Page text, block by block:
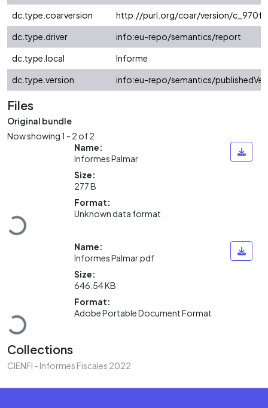
dc.type.coarversion
http://purl.org/coar/version/
dc.type.driver
info:eu-repo/semantics/report
dc.type.local
Informe
dc.type.version
info:eu-repo/semantics/
Files
Original bundle
Now showing1 - 2 of 2
Loading...
Name:
Informes Palmar
Size:
277 B
Format:
Unknown data format
Loading...
Name:
Informes Palmar.pdf
Size:
646.54 KB
Format:
Adobe Portable Document Format
Collections
CIENFI - Informes Fiscales 2022